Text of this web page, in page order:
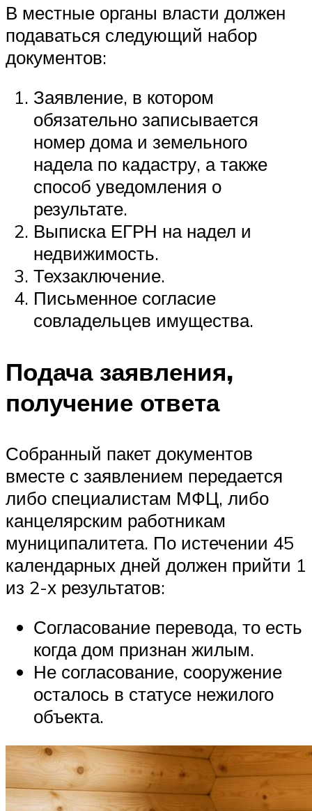
В местные органы власти должен
подаваться следующий набор
документов:
Заявление, в котором
обязательно записывается
номер дома и земельного
надела по кадастру, а также
способ уведомления о
результате.
Выписка ЕГРН на надел и
недвижимость.
Техзаключение.
Письменное согласие
совладельцев имущества.
Подача заявления,
получение ответа
Собранный пакет документов
вместе с заявлением передается
либо специалистам МФЦ, либо
канцелярским работникам
муниципалитета. По истечении 45
календарных дней должен прийти 1
из 2-х результатов:
Согласование перевода, то есть
когда дом признан жилым.
Не согласование, сооружение
осталось в статусе нежилого
объекта.